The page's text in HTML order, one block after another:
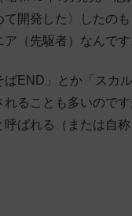
て開発した〉したの
（先駆者）なんです
ばEND」とか「スカ
れることも多いので
呼ばれる（または自